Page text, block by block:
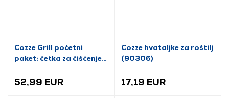
Cozze Grill početni
paket: četka za čišćenje,
pinceta (90310)
52,99 EUR
Cozze hvataljke za roštilj
(90306)
17,19 EUR